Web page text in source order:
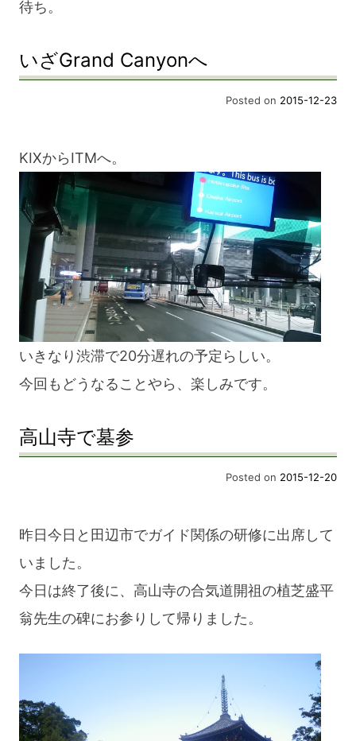
待ち。
いざGrand Canyonへ
Posted on 2015-12-23
KIXからITMへ。
いきなり渋滞で20分遅れの予定らしい。
今回もどうなることやら、楽しみです。
高山寺で墓参
Posted on 2015-12-20
昨日今日と田辺市でガイド関係の研修に出席して
いました。
今日は終了後に、高山寺の合気道開祖の植芝盛平
翁先生の碑にお参りして帰りました。